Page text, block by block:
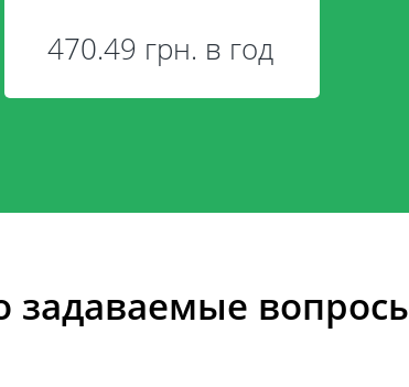
470.49 грн. в год
задаваемые